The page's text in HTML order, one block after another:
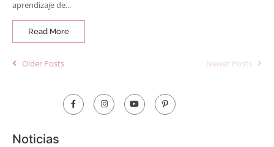
aprendizaje de...
Read More
Older Posts Newer Posts
Noticias